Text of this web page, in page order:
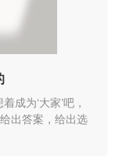
成为‘大家’吧，
出答案，给出选